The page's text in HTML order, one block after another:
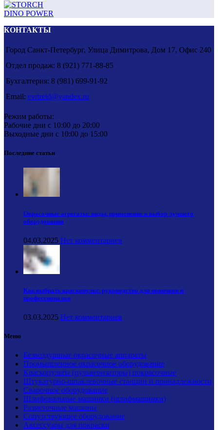
DINO POWER
КОНТАКТЫ
Город Санкт-Петербург, Улица Димитрова, Дом 17, Офис 240
Отдел продаж: 8 (921) 771-88-85
Бухгалтерия: 8 (981) 699-91-92
Email: evrtreid@yandex.ru
Режим работы:
Рабочие дни с 10:00 до 20:00
Выходные дни с 10:00 до 15:00
Последние статьи
Окрасочные агрегаты: виды, применение и выбор лучшего
оборудования
04.03.2025 Нет комментариев
Как выбрать краскопульт: руководство для новичков и
профессионалов
03.03.2025 Нет комментариев
Меню
Безвоздушные окрасочные аппараты
Промышленное окрасочное оборудование
Краскопульты (пульверизаторы) покрасочные
Штукатурно-шпаклевочные станции и принадлежности
Сварочное оборудование
Шлифовальные машинки (шлифмашинки)
Разметочные машины
Сопутствующее оборудование
Аксессуары для покраски